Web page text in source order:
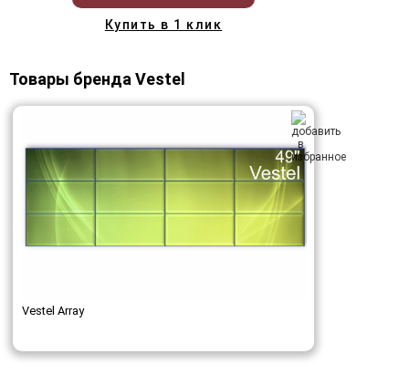
Купить в 1 клик
Товары бренда Vestel
Vestel Array